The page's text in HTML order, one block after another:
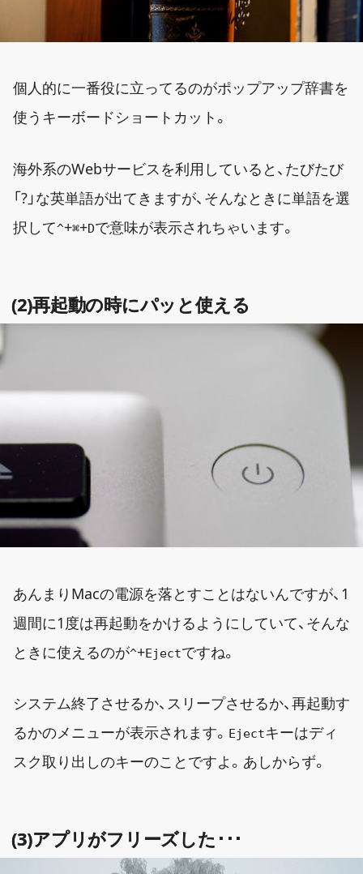
個人的に一番役に立ってるのがポップアップ辞書を
使うキーボードショートカット。
海外系のWebサービスを利用していると、たびたび
「?」な英単語が出てきますが、そんなときに単語を選
択して^+⌘+Dで意味が表示されちゃいます。
(2)再起動の時にパッと使える
あんまりMacの電源を落とすことはないんですが、1
週間に1度は再起動をかけるようにしていて、そんな
ときに使えるのが^+Ejectですね。
システム終了させるか、スリープさせるか、再起動す
るかのメニューが表示されます。 Ejectキーはディ
スク取り出しのキーのことですよ。あしからず。
(3)アプリがフリーズした･･･